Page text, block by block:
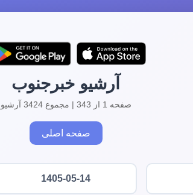
آرشیو خبرجنوب
صفحه 1 از 343 | مجموع 3424 آرشیو
صفحه اصلی
1405-05-14